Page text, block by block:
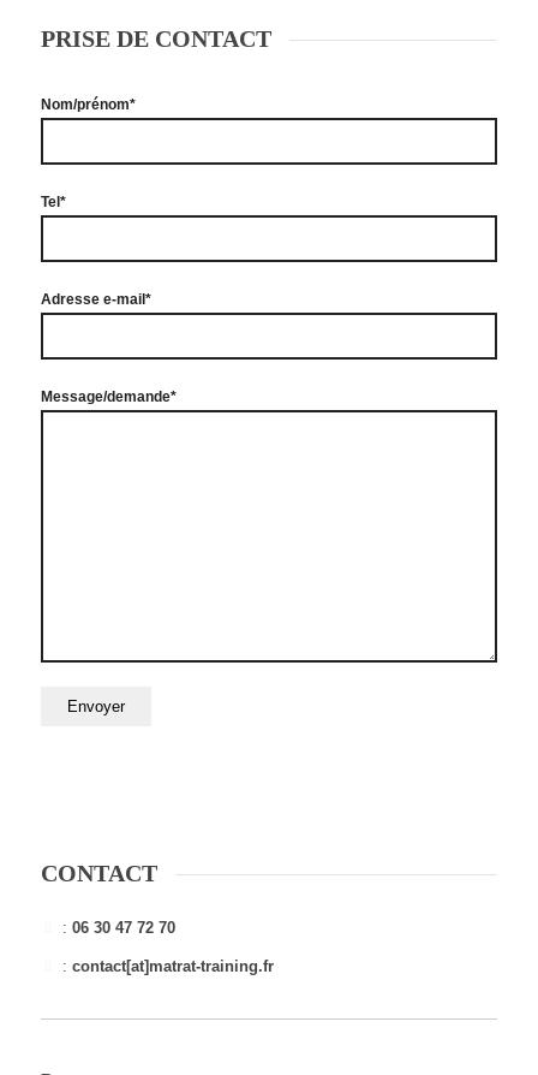
PRISE DE CONTACT
Nom/prénom*
Tel*
Adresse e-mail*
Message/demande*
CONTACT
:06 30 47 72 70
:contact[at]matrat-training.fr